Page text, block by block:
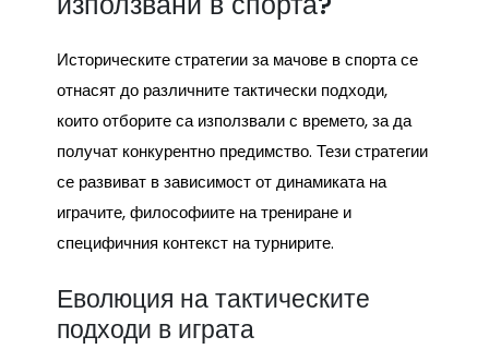
Историческите стратегии за мачове в спорта се
отнасят до различните тактически подходи,
които отборите са използвали с времето, за да
получат конкурентно предимство. Тези стратегии
се развиват в зависимост от динамиката на
играчите, философиите на трениране и
специфичния контекст на турнирите.
Еволюция на тактическите
подходи в играта